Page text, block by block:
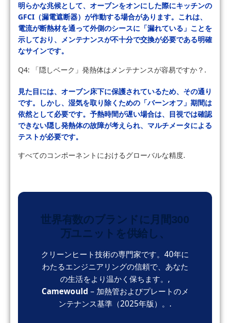
明らかな兆候として、オーブンをオンにした際にキッチンの
GFCI（漏電遮断器）が作動する場合があります。これは、
電流が断熱材を通って外側のシースに「漏れている」ことを
示しており、メンテナンスが不十分で交換が必要である明確
なサインです。
Q4: 「隠しベーク」発熱体はメンテナンスが容易ですか？.
見た目には、オーブン床下に保護されているため、その通り
です。しかし、湿気を取り除くための「バーンオフ」期間は
依然として必要です。予熱時間が遅い場合は、目視では確認
できない隠し発熱体の故障が考えられ、マルチメータによる
テストが必要です。
すべてのコンポーネントにおけるグローバルな精度.
世界有数のブランドに月間300
万ユニットを供給し、
クリーンヒート技術の専門家です。40年に
わたるエンジニアリングの信頼で、あなた
の生活をより温かく保ちます。,
Camewould – 加熱管およびプレートのメ
ンテナンス基準（2025年版）。.